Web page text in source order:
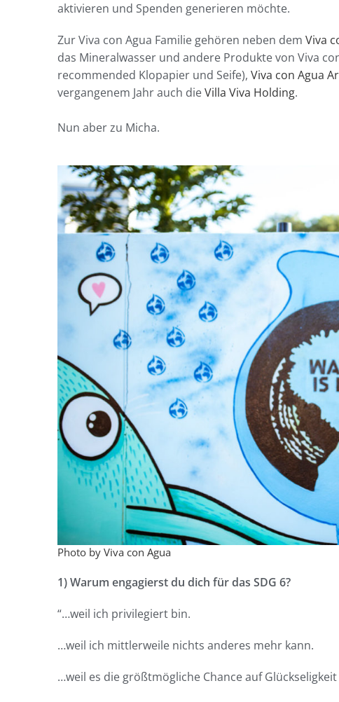
aktivieren und Spenden generieren möchte.
Zur Viva con Agua Familie gehören neben dem Viva
das Mineralwasser und andere Produkte von Viva
recommended Klopapier und Seife), Viva con Agua
vergangenem Jahr auch dieVilla Viva Holding.
Nun aber zu Micha.
Photo by Viva con Agua
1) Warum engagierst du dich für das SDG 6?
“…weil ich privilegiert bin.
…weil ich mittlerweile nichts anderes mehr kann.
…weil es die größtmögliche Chance auf